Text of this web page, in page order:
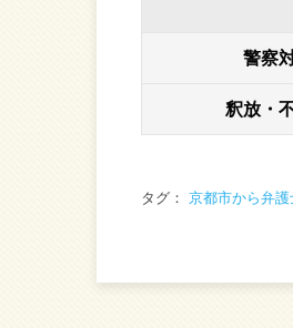
警察
釈放・
タグ： 京都市から弁